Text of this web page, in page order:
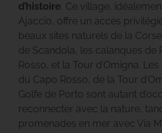
d’histoire. Ce village,
Ajaccio, offre un accès
beaux sites naturels de la
de Scandola, les calanques de
Rosso, et la Tour d’Omigna.
du Capo Rosso, de la Tour
Golfe de Porto sont autant
reconnecter avec la nature,
promenades en mer avec Via